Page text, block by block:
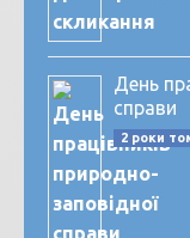
День
справи
2 роки